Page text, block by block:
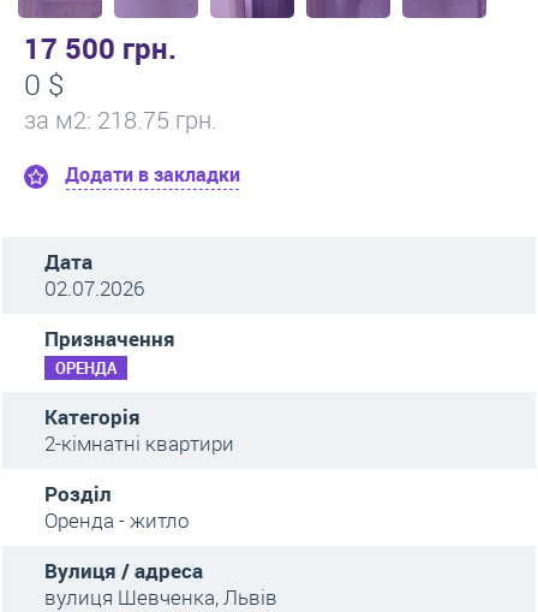
17 500 грн.
0 $
за м2: 218.75 грн.
Додати в закладки
Дата
02.07.2026
Призначення
ОРЕНДА
Категорія
2-кімнатні квартири
Розділ
Оренда - житло
Вулиця / адреса
вулиця Шевченка, Львів